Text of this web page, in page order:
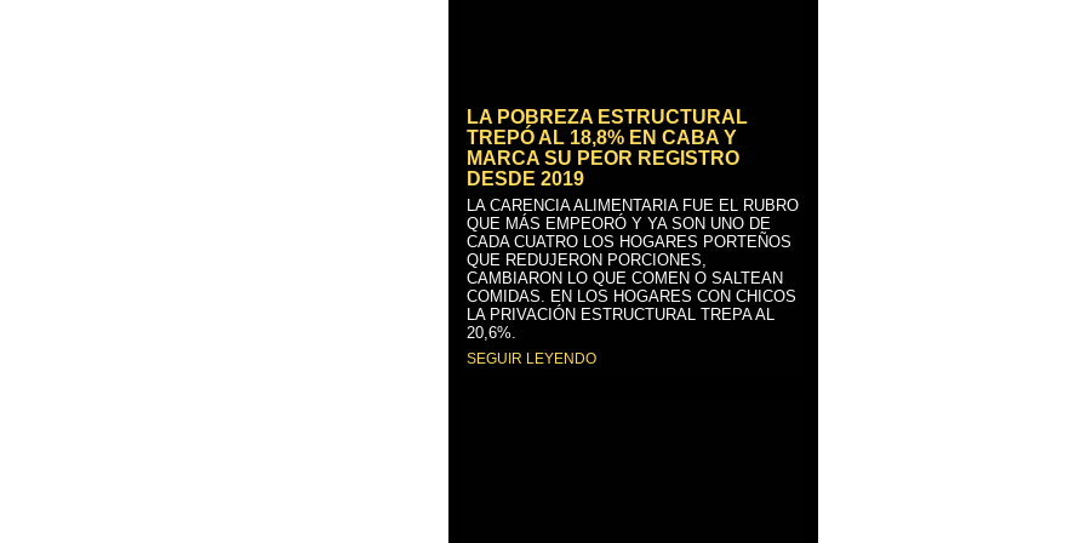
LA POBREZA ESTRUCTURAL
TREPÓ AL 18,8% EN CABA Y
MARCA SU PEOR REGISTRO
DESDE 2019
LA CARENCIA ALIMENTARIA FUE EL RUBRO
QUE MÁS EMPEORÓ Y YA SON UNO DE
CADA CUATRO LOS HOGARES PORTEÑOS
QUE REDUJERON PORCIONES,
CAMBIARON LO QUE COMEN O SALTEAN
COMIDAS. EN LOS HOGARES CON CHICOS
LA PRIVACIÓN ESTRUCTURAL TREPA AL
20,6%.
SEGUIR LEYENDO